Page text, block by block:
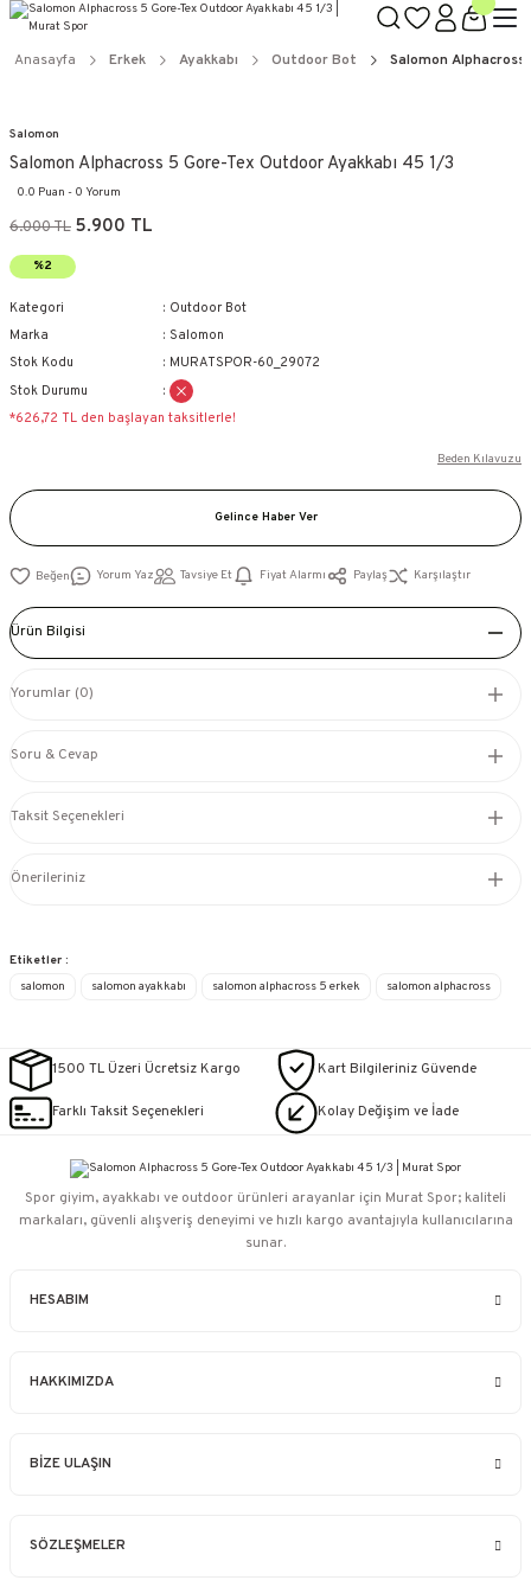
Anasayfa Erkek Ayakkabı Outdoor Bot Salomon Alphacross
Salomon
Salomon Alphacross 5 Gore-Tex Outdoor Ayakkabı 45 1/3
0.0 Puan - 0 Yorum
6.000 TL 5.900 TL
%2
Kategori
Outdoor Bot
Marka
Salomon
Stok Kodu
MURATSPOR-60_29072
Stok Durumu
*626,72 TL den başlayan taksitlerle!
Beden Kılavuzu
Gelince Haber Ver
Yorum Yaz Tavsiye Et Fiyat Alarmı Paylaş Karşılaştır
Ürün Bilgisi
Yorumlar (0)
Soru & Cevap
Taksit Seçenekleri
Önerileriniz
Etiketler :
salomon
salomon ayakkabı salomon alphacross 5 erkek salomon alphacross
1500 TL Üzeri Ücretsiz Kargo Kart Bilgileriniz Güvende
Farklı Taksit Seçenekleri Kolay Değişim ve İade
HESABIM
HAKKIMIZDA
BİZE ULAŞIN
SÖZLEŞMELER
Spor giyim, ayakkabı ve outdoor ürünleri arayanlar için Murat Spor; kaliteli
markaları, güvenli alışveriş deneyimi ve hızlı kargo avantajıyla kullanıcılarına
sunar.